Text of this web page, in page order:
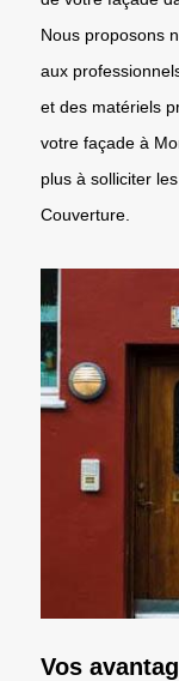
Nous proposons
aux
et des matériels
votre façade à
plus à solliciter
Couverture.
Vos